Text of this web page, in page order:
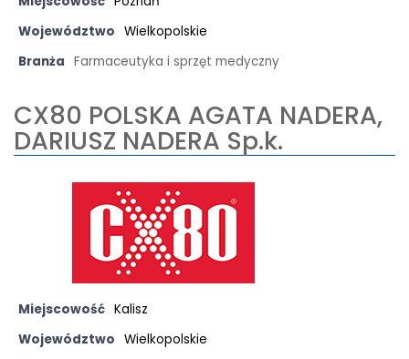
Województwo Wielkopolskie
Branża Farmaceutyka i sprzęt medyczny
CX80 POLSKA AGATA NADERA,
DARIUSZ NADERA Sp.k.
Miejscowość Kalisz
Województwo Wielkopolskie